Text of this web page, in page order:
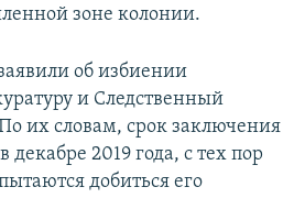
зоне колонии.
об избиении
и Следственный
их словам, срок заключения
2019 года, с тех пор
добиться его